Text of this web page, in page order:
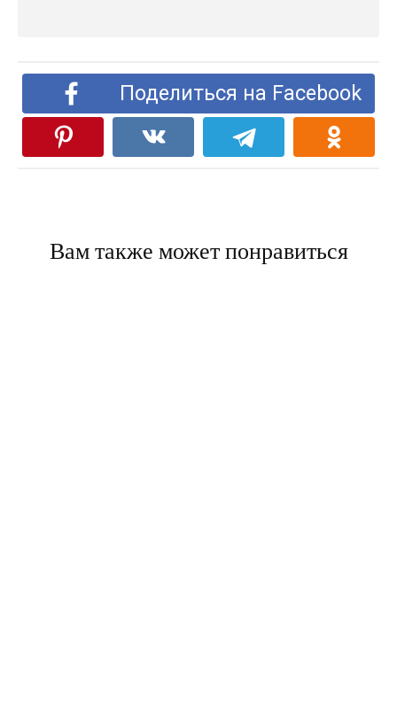
Поделиться на Facebook
Вам также может понравиться